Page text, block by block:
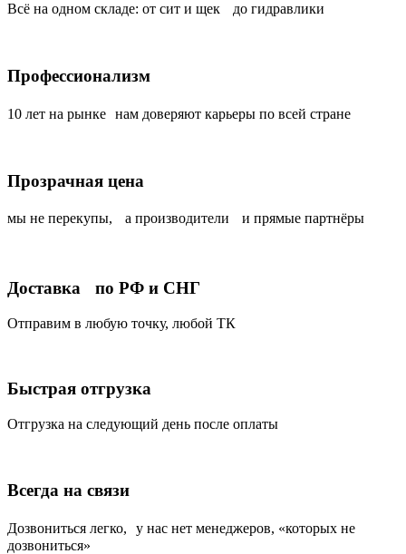
Всё на одном складе: от сит и щек до гидравлики
Профессионализм
10 лет на рынке нам доверяют карьеры по всей стране
Прозрачная цена
мы не перекупы, а производители и прямые партнёры
Доставка по РФ и СНГ
Отправим в любую точку, любой ТК
Быстрая отгрузка
Отгрузка на следующий день после оплаты
Всегда на связи
Дозвониться легко, у нас нет менеджеров, «которых не
дозвониться»